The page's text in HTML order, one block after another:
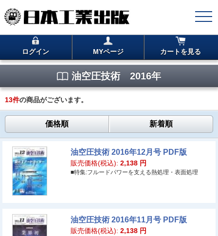
ログイン MYページ カートを見る
油空圧技術 2016年
13件の商品がございます。
価格順 新着順
油空圧技術 2016年12月号 PDF版
販売価格(税込): 2,138 円
■特集:フルードパワーを支える熱処理・表面処理
油空圧技術 2016年11月号 PDF版
販売価格(税込): 2,138 円